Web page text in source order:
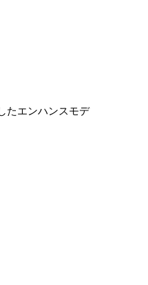
たエンハンスモデ